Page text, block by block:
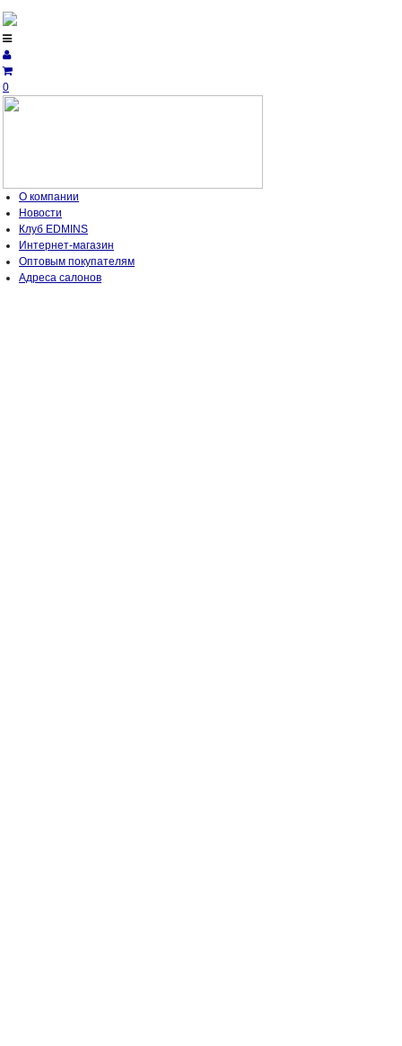
0
О компании
Новости
Клуб EDMINS
Интернет-магазин
Оптовым покупателям
Адреса салонов